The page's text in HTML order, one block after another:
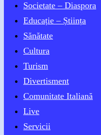
Societate – Diaspora
Educație – Știința
Sănătate
Cultura
Turism
Divertisment
Comunitate Italiană
Live
Servicii